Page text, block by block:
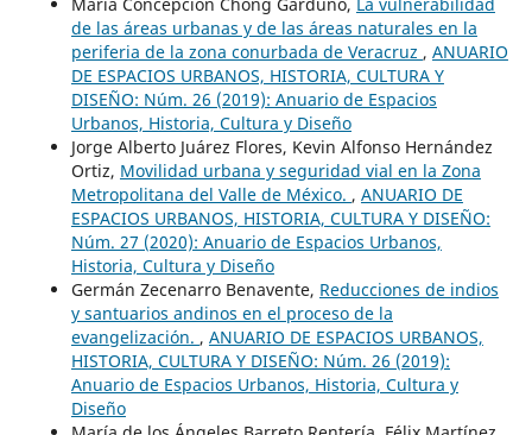
de las áreas urbanas y de las áreas naturales en la
periferia de la zona conurbada de Veracruz , ANUARIO
DE ESPACIOS URBANOS, HISTORIA, CULTURA Y
DISEÑO: Núm. 26 (2019): Anuario de Espacios
Urbanos, Historia, Cultura y Diseño
Jorge Alberto Juárez Flores, Kevin Alfonso Hernández
Ortiz, Movilidad urbana y seguridad vial en la Zona
Metropolitana del Valle de México. , ANUARIO DE
ESPACIOS URBANOS, HISTORIA, CULTURA Y DISEÑO:
Núm. 27 (2020): Anuario de Espacios Urbanos,
Historia, Cultura y Diseño
Germán Zecenarro Benavente, Reducciones de indios
y santuarios andinos en el proceso de la
evangelización. , ANUARIO DE ESPACIOS URBANOS,
HISTORIA, CULTURA Y DISEÑO: Núm. 26 (2019):
Anuario de Espacios Urbanos, Historia, Cultura y
Diseño